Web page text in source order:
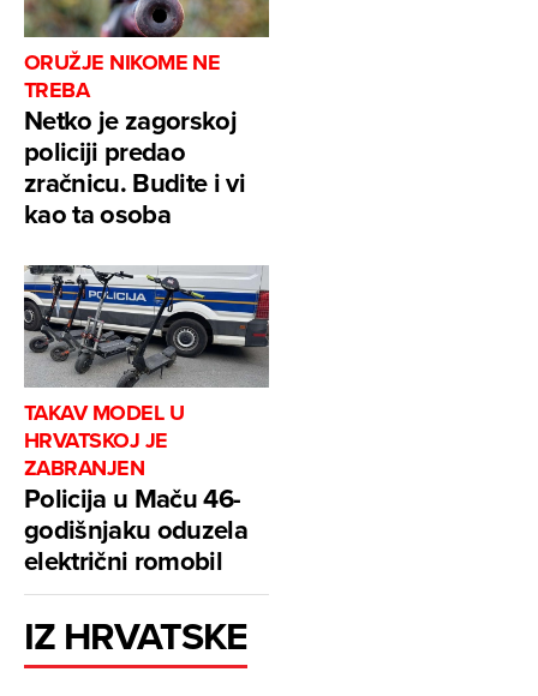
ORUŽJE NIKOME NE
TREBA
Netko je zagorskoj
policiji predao
zračnicu. Budite i vi
kao ta osoba
TAKAV MODEL U
HRVATSKOJ JE
ZABRANJEN
Policija u Maču 46-
godišnjaku oduzela
električni romobil
IZ HRVATSKE